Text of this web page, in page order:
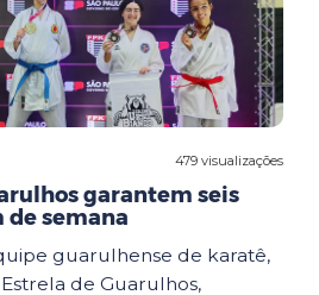
479 visualizações
garantem seis
de semana
guarulhense de karatê,
de Guarulhos,